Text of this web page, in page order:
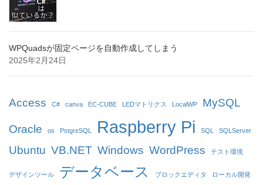
WPQuadsが固定ページを自動作成してしまう
2025年2月24日
Access C# canva EC-CUBE LEDマトリクス LocalWP MySQL
Oracle os PstgreSQL Raspberry Pi SQL SQLServer
Ubuntu VB.NET Windows WordPress テスト環境
デザインツール データベース ブロックエディタ ローカル開発